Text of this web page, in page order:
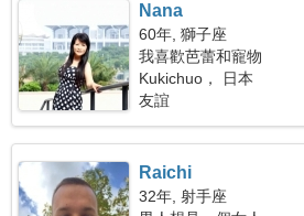
Nana
60年, 獅子座
我喜歡芭蕾和寵物
Kukichuo， 日本
友誼
Raichi
32年, 射手座